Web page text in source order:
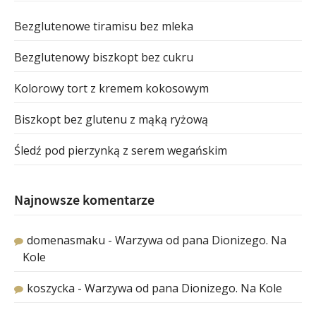
Bezglutenowe tiramisu bez mleka
Bezglutenowy biszkopt bez cukru
Kolorowy tort z kremem kokosowym
Biszkopt bez glutenu z mąką ryżową
Śledź pod pierzynką z serem wegańskim
Najnowsze komentarze
domenasmaku - Warzywa od pana Dionizego. Na
Kole
koszycka - Warzywa od pana Dionizego. Na Kole